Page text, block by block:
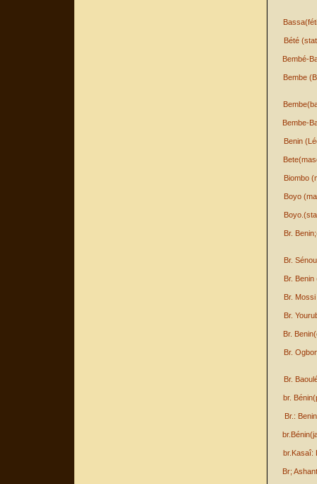
Bété
Bembé-
Bembe
Bembe-
Benin
Biombo
Boyo
Br.
Br.
Br. Benin
Br.
Br.
Br.
Br.
Br.
br.
Br.:
br.Kasaî:
Br;